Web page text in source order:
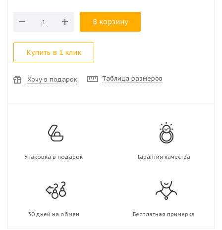
В корзину
Купить в 1 клик
Хочу в подарок Таблица размеров
Упаковка в подарок Гарантия качества
30 дней на обмен Бесплатная примерка